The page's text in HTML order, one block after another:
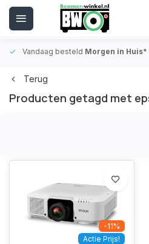
Vandaag besteld Morgen in Huis*
Terug
Producten getagd met
-11%
Actie Prijs!